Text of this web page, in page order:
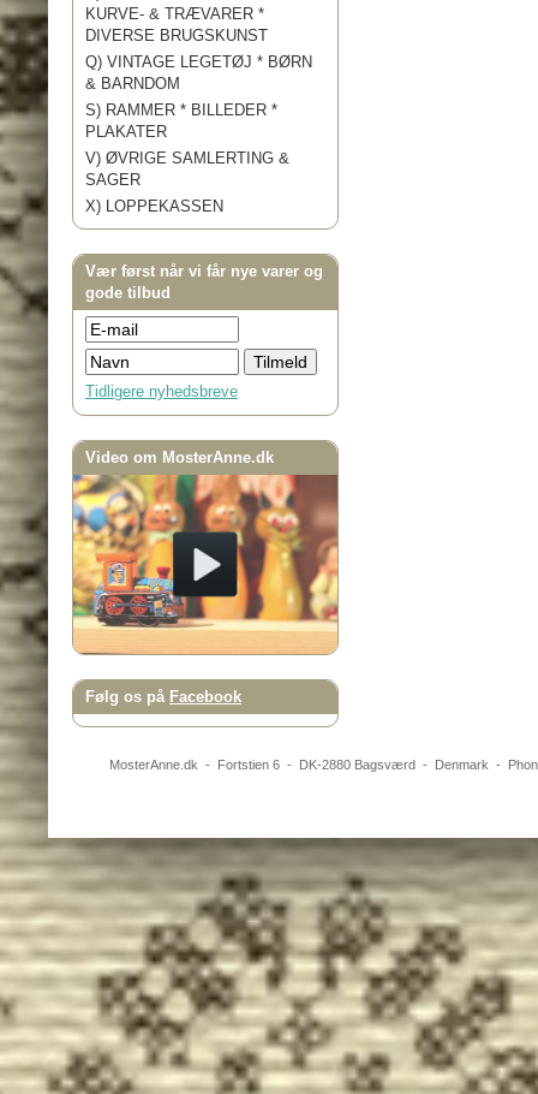
KURVE- & TRÆVARER *
DIVERSE BRUGSKUNST
Q) VINTAGE LEGETØJ * BØRN
& BARNDOM
S) RAMMER * BILLEDER *
PLAKATER
V) ØVRIGE SAMLERTING &
SAGER
X) LOPPEKASSEN
Vær først når vi får nye varer og
gode tilbud
Tidligere nyhedsbreve
Video om MosterAnne.dk
Følg os på Facebook
MosterAnne.dk - Fortstien 6- DK-2880 Bagsværd- Denmark -